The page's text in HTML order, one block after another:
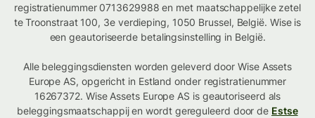
registratienummer 0713629988 en met maatschappelijke zetel
te Troonstraat 100, 3e verdieping, 1050 Brussel, België. Wise is
een geautoriseerde betalingsinstelling in België.
Alle beleggingsdiensten worden geleverd door Wise Assets
Europe AS, opgericht in Estland onder registratienummer
16267372. Wise Assets Europe AS is geautoriseerd als
beleggingsmaatschappij en wordt gereguleerd door de Estse